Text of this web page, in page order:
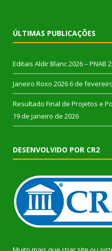
ÚLTIMAS PUBLICAÇÕES
Editais Aldir Blanc 2026 – PNAB
Janeiro Roxo 2026 6 de
Resultado Final de Projetos e
19 de janeiro de 2026
DESENVOLVIDO POR CR2